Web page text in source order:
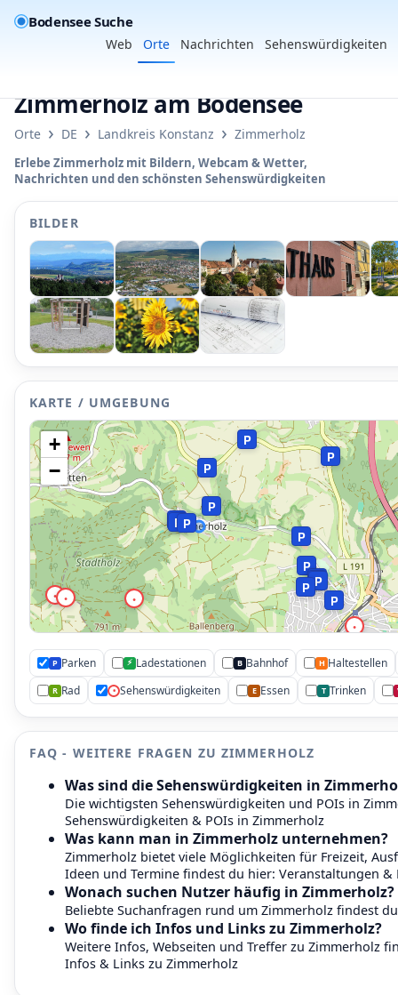
Bodensee Suche
Web Orte Nachrichten Sehenswürdigkeiten
Zimmerholz am Bodensee
Orte › DE › Landkreis Konstanz › Zimmerholz
Erlebe Zimmerholz mit Bildern, Webcam & Wetter,
Nachrichten und den schönsten Sehenswürdigkeiten
BILDER
KARTE / UMGEBUNG
P
P
P
P
P
PP
P
P
P
P
P
P
P
P
•
•
•
•
+
−
P Parken ⚡ Ladestationen B Bahnhof H Haltestellen
R Rad • Sehenswürdigkeiten E Essen T Trinken
FAQ - WEITERE FRAGEN ZU ZIMMERHOLZ
Was sind die Sehenswürdigkeiten in
Die wichtigsten Sehenswürdigkeiten und POIs in
Sehenswürdigkeiten & POIs in Zimmerholz
Was kann man in Zimmerholz unternehmen?
Zimmerholz bietet viele Möglichkeiten für Freizeit,
Ideen und Termine findest du hier: Veranstaltungen &
Wonach suchen Nutzer häufig in Zimmerholz?
Beliebte Suchanfragen rund um Zimmerholz findest
Wo finde ich Infos und Links zu Zimmerholz?
Weitere Infos, Webseiten und Treffer zu Zimmerholz
Infos & Links zu Zimmerholz